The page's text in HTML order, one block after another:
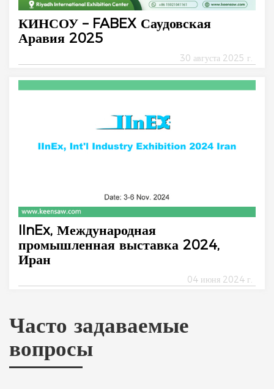
КИНСОУ – FABEX Саудовская
Аравия 2025
30 августа 2025 г.
IInEx, Международная
промышленная выставка 2024,
Иран
04 июня 2024 г.
Часто задаваемые
вопросы